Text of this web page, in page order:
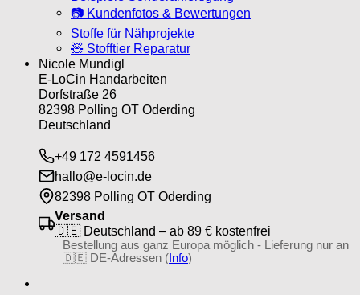
📷 Kundenfotos & Bewertungen
Stoffe für Nähprojekte
🧸 Stofftier Reparatur
Nicole Mundigl
E-LoCin Handarbeiten
Dorfstraße 26
82398 Polling OT Oderding
Deutschland
+49 172 4591456
hallo@e-locin.de
82398 Polling OT Oderding
Versand
🇩🇪 Deutschland – ab 89 € kostenfrei
Bestellung aus ganz Europa möglich - Lieferung nur an
🇩🇪 DE-Adressen ( Info)